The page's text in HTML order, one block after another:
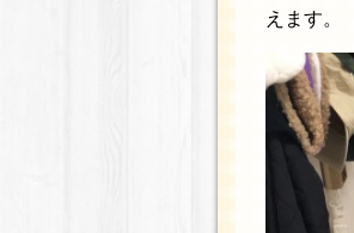
えます。